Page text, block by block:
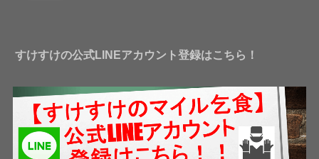
すけすけの公式LINEアカウント登録はこちら！